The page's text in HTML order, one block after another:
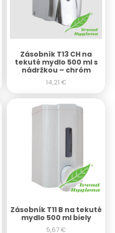
Zásobník T13 CH na
tekuté mydlo 500 ml s
nádržkou – chróm
14,21 €
Zásobník T11 B na tekuté
mydlo 500 ml biely
5,67€